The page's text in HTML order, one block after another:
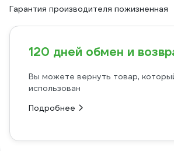
Гарантия производителя пожизненная
120 дней обмен и
Вы можете вернуть товар,
использован
Подробнее